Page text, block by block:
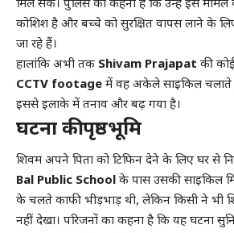
मिल सके। पुलिस का कहना है कि उन्हें इस मामले
कोशिश है और बच्चे को सुरक्षित वापस लाने के
जा रहे हैं।
हालांकि अभी तक Shivam Prajapat की
CCTV footage में वह अकेले साइकिल चलाते
इससे इलाके में तनाव और बढ़ गया है।
घटना की पृष्ठभूमि
शिवम अपने पिता को टिफिन देने के लिए घर से
Bal Public School के पास उसकी साइकिल
के चलते काफी भीड़भाड़ थी, लेकिन किसी ने भी
नहीं देखा। परिजनों का कहना है कि यह घटना